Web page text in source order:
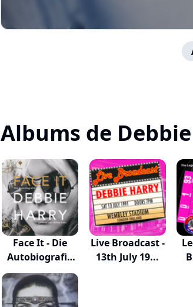
Albums de
Face It - Die
Autobiografie
(...
Live Broadcast -
13th July 19...